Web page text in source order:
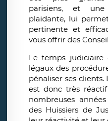
parisiens, et
plaidante, lui
pertinente et
vous offrir des
Le temps judiciaire
légaux des
pénaliser ses clients.
est donc très
nombreuses
des Huissiers de